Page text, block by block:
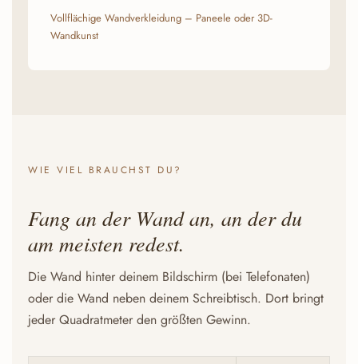
Vollflächige Wandverkleidung – Paneele oder 3D-
Wandkunst
WIE VIEL BRAUCHST DU?
Fang an der Wand an, an der du
am meisten redest.
Die Wand hinter deinem Bildschirm (bei Telefonaten)
oder die Wand neben deinem Schreibtisch. Dort bringt
jeder Quadratmeter den größten Gewinn.